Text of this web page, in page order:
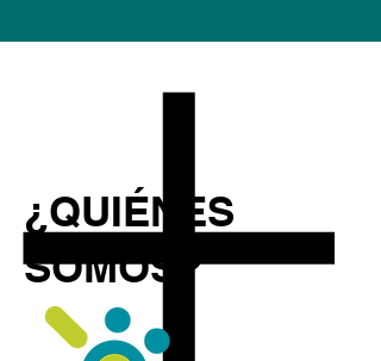
¿QUIÉNES
SOMOS?